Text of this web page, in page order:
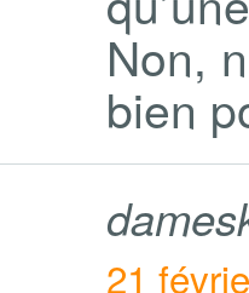
Non,
bien
21